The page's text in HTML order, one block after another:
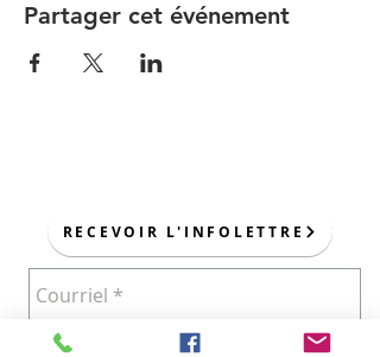
Partager cet événement
RECEVOIR L'INFOLETTRE